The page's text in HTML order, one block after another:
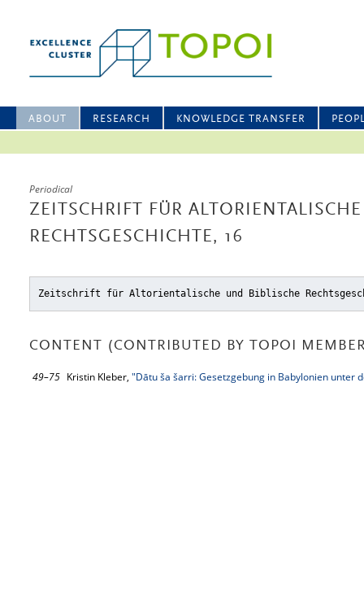
ABOUT RESEARCH KNOWLEDGE TRANSFER
Periodical
ZEITSCHRIFT FÜR
RECHTSGESCHICHTE, 16
Zeitschrift für Altorientalische und Biblische
CONTENT (CONTRIBUTED BY TOPOI
49–75 Kristin Kleber, "Dātu ša šarri: Gesetzgebung in Babylonien unter